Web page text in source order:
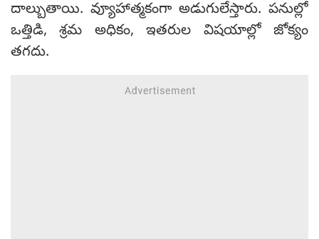
దాల్బుతాయి. వ్యూహాత్మకంగా అడుగులేస్తారు. పనుల్లో
ఒత్తిడి, శ్రమ అధికం, ఇతరుల విషయాల్లో జోక్యం
తగదు.